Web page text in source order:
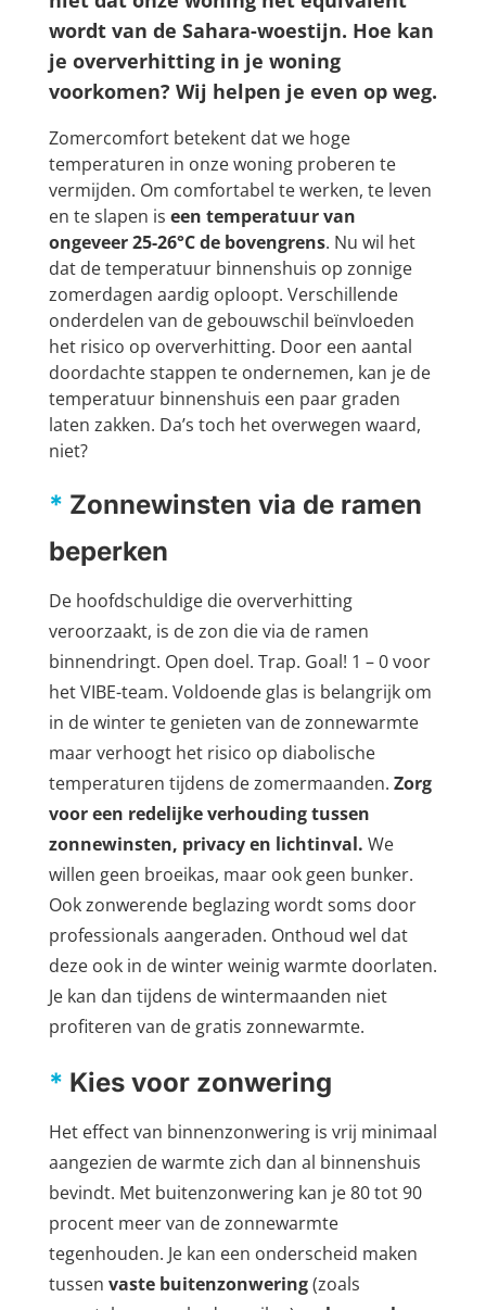
wordt van de Sahara-woestijn. Hoe kan
je oververhitting in je woning
voorkomen? Wij helpen je even op weg.
Zomercomfort betekent dat we hoge
temperaturen in onze woning proberen te
vermijden. Om comfortabel te werken, te leven
en te slapen is een temperatuur van
ongeveer 25-26°C de bovengrens. Nu wil het
dat de temperatuur binnenshuis op zonnige
zomerdagen aardig oploopt. Verschillende
onderdelen van de gebouwschil beïnvloeden
het risico op oververhitting. Door een aantal
doordachte stappen te ondernemen, kan je de
temperatuur binnenshuis een paar graden
laten zakken. Da’s toch het overwegen waard,
niet?
* Zonnewinsten via de ramen
beperken
De hoofdschuldige die oververhitting
veroorzaakt, is de zon die via de ramen
binnendringt. Open doel. Trap. Goal! 1 – 0 voor
het VIBE-team. Voldoende glas is belangrijk om
in de winter te genieten van de zonnewarmte
maar verhoogt het risico op diabolische
temperaturen tijdens de zomermaanden. Zorg
voor een redelijke verhouding tussen
zonnewinsten, privacy en lichtinval. We
willen geen broeikas, maar ook geen bunker.
Ook zonwerende beglazing wordt soms door
professionals aangeraden. Onthoud wel dat
deze ook in de winter weinig warmte doorlaten.
Je kan dan tijdens de wintermaanden niet
profiteren van de gratis zonnewarmte.
* Kies voor zonwering
Het effect van binnenzonwering is vrij minimaal
aangezien de warmte zich dan al binnenshuis
bevindt. Met buitenzonwering kan je 80 tot 90
procent meer van de zonnewarmte
tegenhouden. Je kan een onderscheid maken
tussen vaste buitenzonwering(zoals